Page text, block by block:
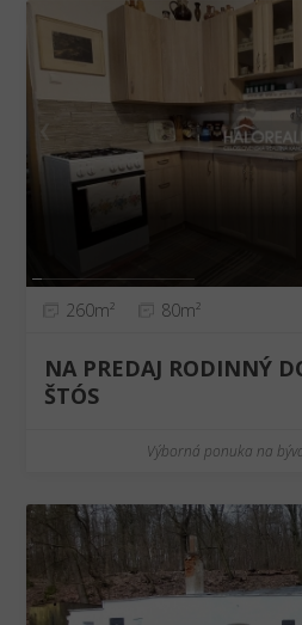
❮
260m² 80m²
NA PREDAJ RODINNÝ
ŠTÓS
Výborná ponuka na